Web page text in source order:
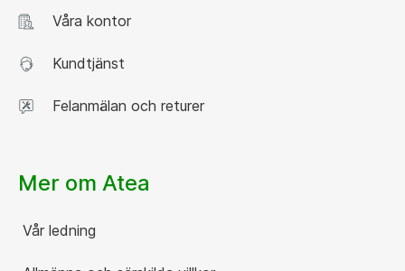
Våra kontor
Kundtjänst
Felanmälan och returer
Mer om Atea
Vår ledning